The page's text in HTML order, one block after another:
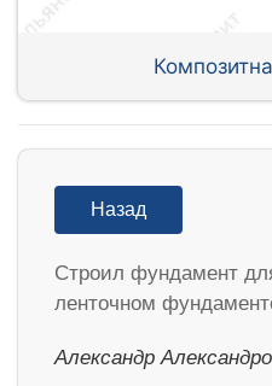
Назад
Строил фундамент
ленточном
Александр